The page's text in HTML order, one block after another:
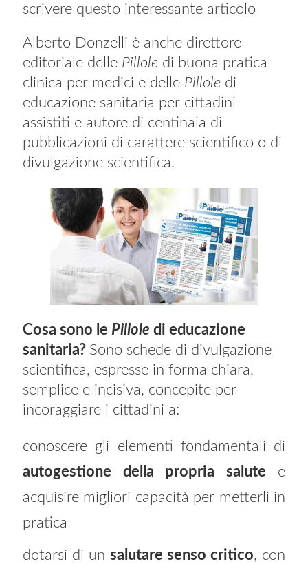
scrivere questo interessante articolo
Alberto Donzelli è anche direttore
editoriale delle Pillole di buona pratica
clinica per medici e delle Pillole di
educazione sanitaria per cittadini-
assistiti e autore di centinaia di
pubblicazioni di carattere scientifico o di
divulgazione scientifica.
Cosa sono le Pillole di educazione
sanitaria? Sono schede di divulgazione
scientifica, espresse in forma chiara,
semplice e incisiva, concepite per
incoraggiare i cittadini a:
conoscere gli elementi fondamentali di
autogestione della propria salute e
acquisire migliori capacità per metterli in
pratica
dotarsi di un salutare senso critico, con